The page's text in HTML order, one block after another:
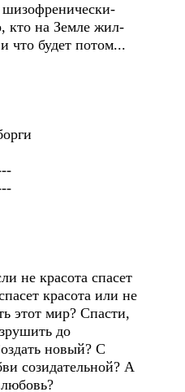
кто на Земле жил-
что будет потом...
не красота спасет
красота или не
этот мир? Спасти,
до
новый? С
созидательной? А